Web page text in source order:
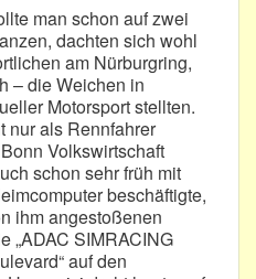
man schon auf zwei
dachten sich wohl
am Nürburgring,
– die Weichen in
Motorsport stellten.
nur als Rennfahrer
Volkswirtschaft
schon sehr früh mit
beschäftigte,
ihm angestoßenen
„ADAC SIMRACING
auf den